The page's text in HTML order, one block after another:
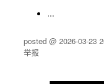
...
posted @ 2026-03-23
举报